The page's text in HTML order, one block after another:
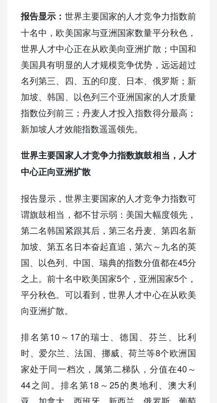
报告显示： 世界主要国家的人才竞争力指数前
十名中，欧美国家与亚洲国家数量平分秋色，
世界人才中心正在从欧美向亚洲扩散；中国和
美国具有明显的人才规模竞争优势，远远超过
名列第三、四、五的印度、日本、俄罗斯；新
加坡、韩国、以色列三个亚洲国家的人才质量
指数位列前三；丹麦人才投入指数得分最高；
新加坡人才效能指数遥遥领先。
世界主要国家人才竞争力指数旗鼓相当，人才
中心正向亚洲扩散
报告显示，世界主要国家的人才竞争力指数可
谓旗鼓相当，都不甘示弱：美国大幅度领先，
第二名韩国紧跟其后，第三名丹麦、第四名新
加坡、第五名日本奋起直追，第六～九名的英
国、以色列、中国、瑞典的指数分值都在45分
之上。前十名中欧美国家5个，亚洲国家5个，
平分秋色。可以看到，世界人才中心在从欧美
向亚洲扩散。
排名第10～17的瑞士、德国、芬兰、比利
时、爱尔兰、法国、挪威、荷兰等8个欧洲国
家处于同一档次，属第二梯队，分值在40～
44之间。排名第18～25的奥地利、澳大利